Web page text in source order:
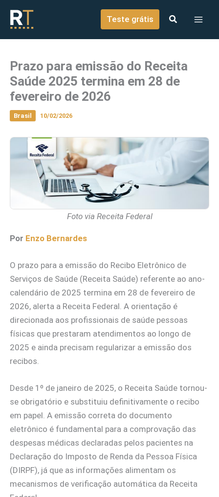
conteúdo
Teste grátis
Prazo para emissão do Receita
Saúde 2025 termina em 28 de
fevereiro de 2026
Brasil 10/02/2026
Foto via Receita Federal
Por Enzo Bernardes
O prazo para a emissão do Recibo Eletrônico de
Serviços de Saúde (Receita Saúde) referente ao ano-
calendário de 2025 termina em 28 de fevereiro de
2026, alerta a Receita Federal. A orientação é
direcionada aos profissionais de saúde pessoas
físicas que prestaram atendimentos ao longo de
2025 e ainda precisam regularizar a emissão dos
recibos.
Desde 1º de janeiro de 2025, o Receita Saúde tornou-
se obrigatório e substituiu definitivamente o recibo
em papel. A emissão correta do documento
eletrônico é fundamental para a comprovação das
despesas médicas declaradas pelos pacientes na
Declaração do Imposto de Renda da Pessoa Física
(DIRPF), já que as informações alimentam os
mecanismos de verificação automática da Receita